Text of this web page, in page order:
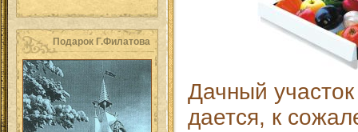
Подарок Г.Филатова
Дачный
дается, к